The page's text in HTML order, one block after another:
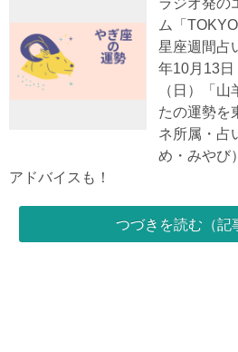
ム「
星座週間占
年10月13日
（日）「
たの運勢を
ネ所属・占
め・みやび
アドバイスも！
つづきを読む（記